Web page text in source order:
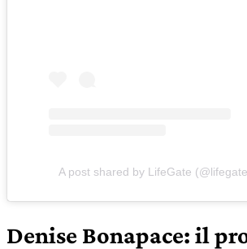
A post shared by LifeGate
Denise Bonapace: il